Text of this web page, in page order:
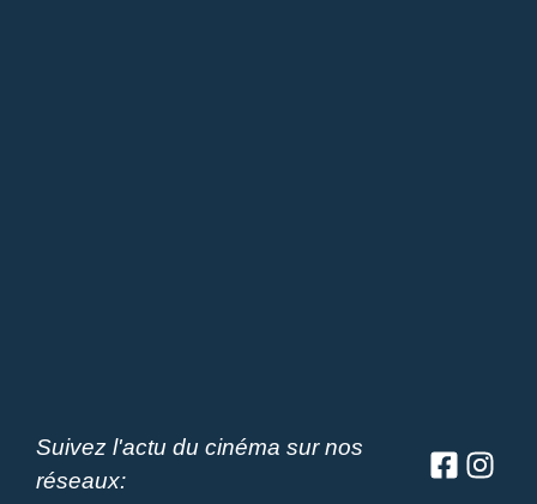
Suivez l'actu du cinéma sur nos
réseaux: